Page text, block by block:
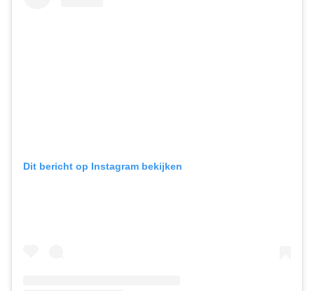
Dit bericht op Instagram bekijken